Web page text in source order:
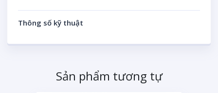
Thông số kỹ thuật
Sản phẩm tương tự